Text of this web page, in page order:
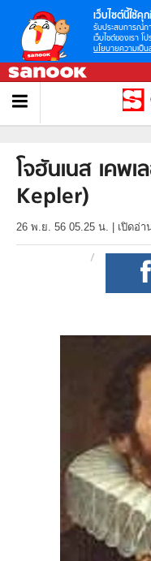
เว็บไซต์นี้ใช้คุ
รับประสบการณ์ก
เว็บไซต์ของเรา โ
นโยบายความเป็
โจฮันเนส เคพ
Kepler)
26 พ.ย. 56 05.25 น. เปิดอ่า